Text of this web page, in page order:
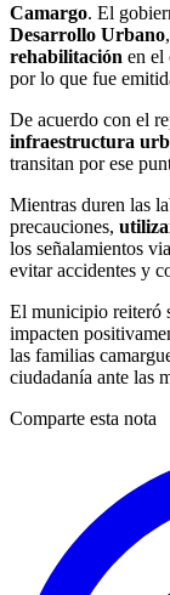
Camargo. El
Desarrollo Urbano
rehabilitación en el
por lo que fue
De acuerdo con el
infraestructura
transitan por ese
Mientras duren las
precauciones,
los señalamientos
evitar accidentes y
El municipio reiteró
impacten
las familias
ciudadanía ante las
Comparte esta nota